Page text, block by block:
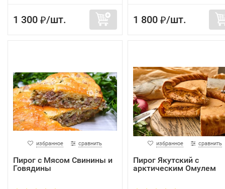
1 300 ₽/шт. 1 800 ₽/шт.
избранное сравнить
Пирог с Мясом Свинины и
Говядины
избранное сравнить
Пирог Якутский с
арктическим Омулем